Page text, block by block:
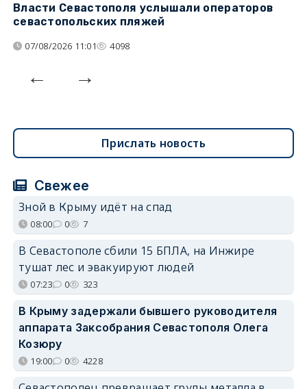
Власти Севастополя услышали операторов
севастопольских пляжей
07/08/2026 11:01 4098
Прислать новость
Свежее
Зной в Крыму идёт на спад
08:00 0 7
В Севастополе сбили 15 БПЛА, на Инжире
тушат лес и эвакуируют людей
07:23 0 323
В Крыму задержали бывшего руководителя
аппарата Заксобрания Севастополя Олега
Козюру
19:00 0 4228